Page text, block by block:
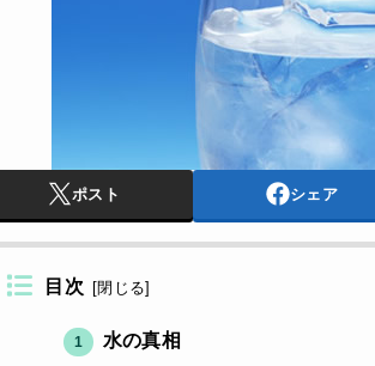
ポスト シェア
目次 閉じる
1 水の真相